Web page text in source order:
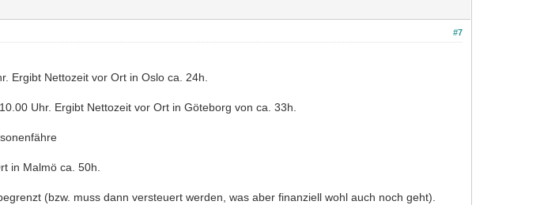
#7
Ergibt Nettozeit vor Ort in Oslo ca. 24h.
Uhr. Ergibt Nettozeit vor Ort in Göteborg von ca. 33h.
in Malmö ca. 50h.
(bzw. muss dann versteuert werden, was aber finanziell wohl auch noch geht).